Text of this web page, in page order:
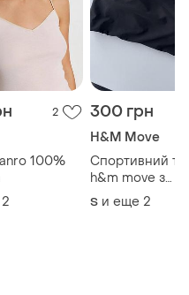
2
100%
2
300 грн
H&M Move
Спортивний
h&m move з
чашечками
S и еще 2